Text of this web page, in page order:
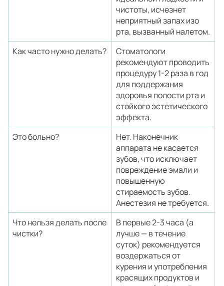
чистоты, исчезнет
неприятный запах изо
рта, вызванный налетом.
Как часто нужно делать?
Стоматологи
рекомендуют проводить
процедуру 1-2 раза в год
для поддержания
здоровья полости рта и
стойкого эстетического
эффекта.
Это больно?
Нет. Наконечник
аппарата не касается
зубов, что исключает
повреждение эмали и
повышенную
стираемость зубов.
Анестезия не требуется.
Что нельзя делать после
чистки?
В первые 2-3 часа (а
лучше — в течение
суток) рекомендуется
воздержаться от
курения и употребления
красящих продуктов и